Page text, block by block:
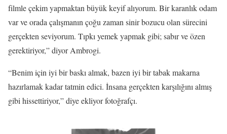
filmle çekim yapmaktan büyük keyif alıyorum. Bir karanlık odam
var ve orada çalışmanın çoğu zaman sinir bozucu olan sürecini
gerçekten seviyorum. Tıpkı yemek yapmak gibi; sabır ve özen
gerektiriyor,” diyor Ambrogi.
“Benim için iyi bir baskı almak, bazen iyi bir tabak makarna
hazırlamak kadar tatmin edici. İnsana gerçekten karşılığını almış
gibi hissettiriyor,” diye ekliyor fotoğrafçı.